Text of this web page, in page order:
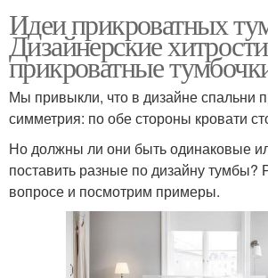
Идеи прикроватных
Дизайнерские
прикроватные
Мы привыкли, что в дизайне спальни
симметрия: по обе стороны кровати
Но должны ли они быть одинаковые
поставить разные по дизайну тумбы?
вопросе и посмотрим примеры.